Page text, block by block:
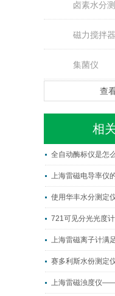
卤素水分
磁力搅拌器
集菌仪
查
相
全自动酶标仪是怎
上海雷磁电导率仪
721可见分光光度
上海雷磁离子计满
赛多利斯水份测定